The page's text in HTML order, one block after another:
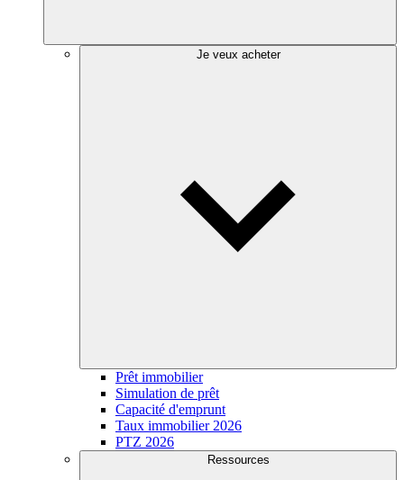
Je veux acheter
Prêt immobilier
Simulation de prêt
Capacité d'emprunt
Taux immobilier 2026
PTZ 2026
Ressources